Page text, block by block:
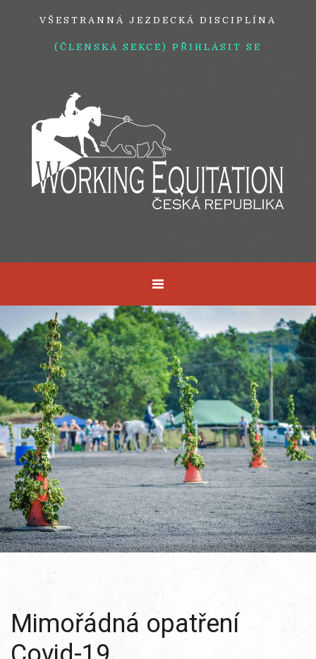
VŠESTRANNÁ JEZDECKÁ DISCIPLÍNA
(ČLENSKÁ SEKCE) PŘIHLÁSIT SE
Mimořádná opatření